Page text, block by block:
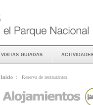
visitas guiadas actividades
Inicio :: Reserva de restaurantes